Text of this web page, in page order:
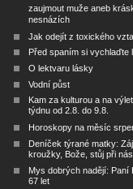
zaujmout muže aneb
nesnázích
Jak odejít z toxického
Před spaním si vychlaďte
O lektvaru lásky
Vodní půst
Kam za kulturou a na
týdnu od 2.8. do 9.8.
Horoskopy na měsíc
Deníček týrané matky:
kroužky, Bože, stůj při nás
Mys dobrých nadějí: Paní
67 let